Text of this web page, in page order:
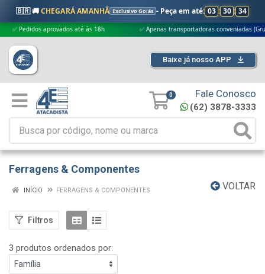
🇧🇷 🚚CHEGARÁ AMANHÃ Exclusivo Goiás - Peça em até: 03 : 30 : 33
Pedidos aprovados até às 18h ✅ Apenas transportadoras conveniadas (Grupo
Baixe já nosso APP
0 Fale Conosco
(62) 3878-3333
Ferragens & Componentes
VOLTAR
INÍCIO FERRAGENS & COMPONENTES
Filtros
3 produtos ordenados por: